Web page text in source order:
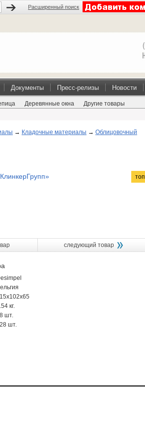
Расширенный поиск
Документы Пресс-релизы Новости
Деревянные окна
Другие товары
→ Кладочные материалы → Облицовочный
топ
следующий товар
кг.
шт.
шт.